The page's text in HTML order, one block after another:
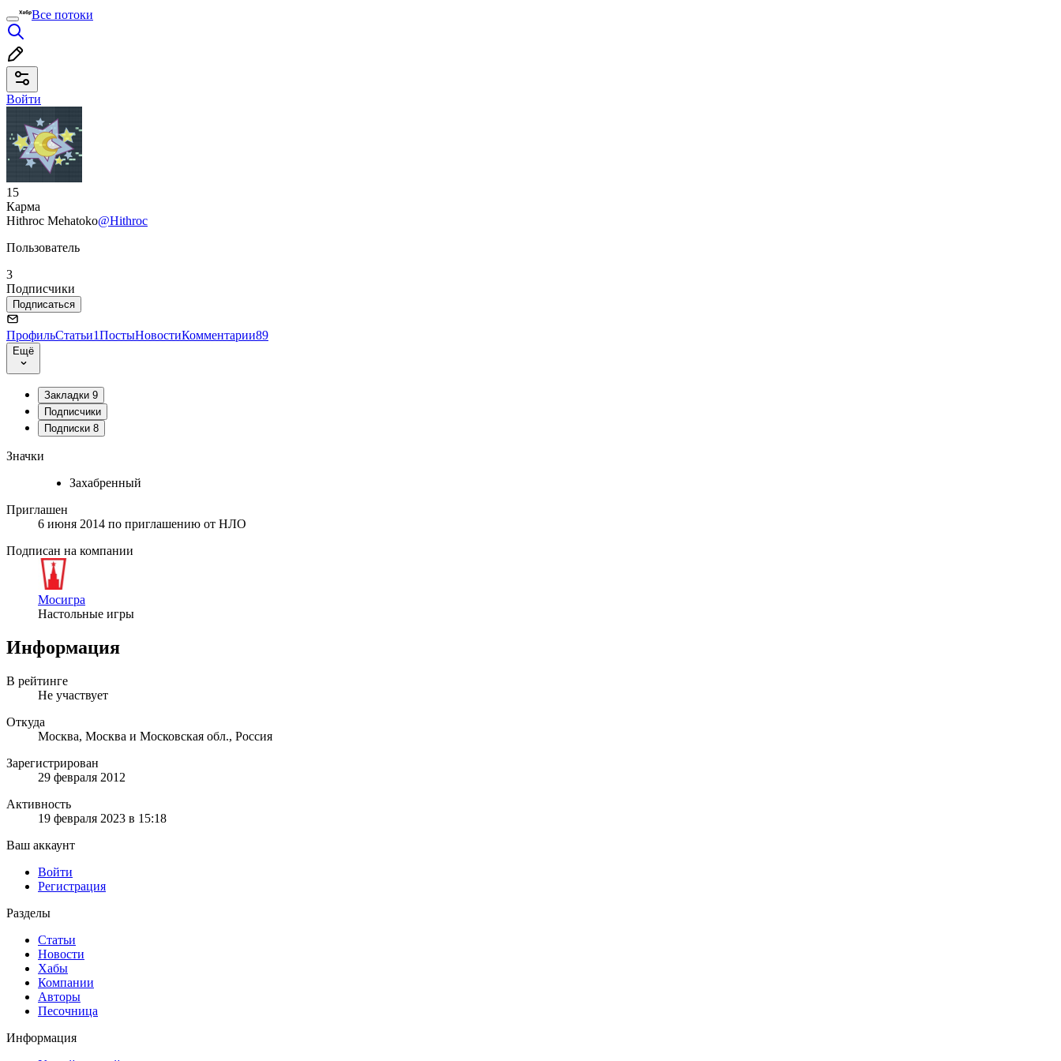
Все потоки
Войти
15
Карма
Hithroc Mehatoko@Hithroc
Пользователь
3
Подписчики
Подписаться
ПрофильСтатьи1ПостыНовостиКомментарии89
Ещё
Закладки 9
Подписчики
Подписки 8
Значки
Захабренный
Приглашен
6 июня 2014 по приглашению от НЛО
Подписан на компании
Мосигра
Настольные игры
Информация
В рейтинге
Не участвует
Откуда
Москва, Москва и Московская обл., Россия
Зарегистрирован
29 февраля 2012
Активность
19 февраля 2023 в 15:18
Ваш аккаунт
Войти
Регистрация
Разделы
Статьи
Новости
Хабы
Компании
Авторы
Песочница
Информация